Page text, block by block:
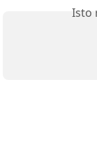
Isto